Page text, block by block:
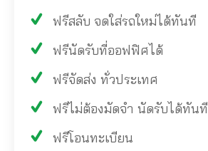
ฟรีสลับ จดใส่รถใหม่ได้ทันที
ฟรีนัดรับที่ออฟฟิศได้
ฟรีจัดส่ง ทั่วประเทศ
ฟรีไม่ต้องมัดจำ นัดรับได้ทันที
ฟรีโอนทะเบียน